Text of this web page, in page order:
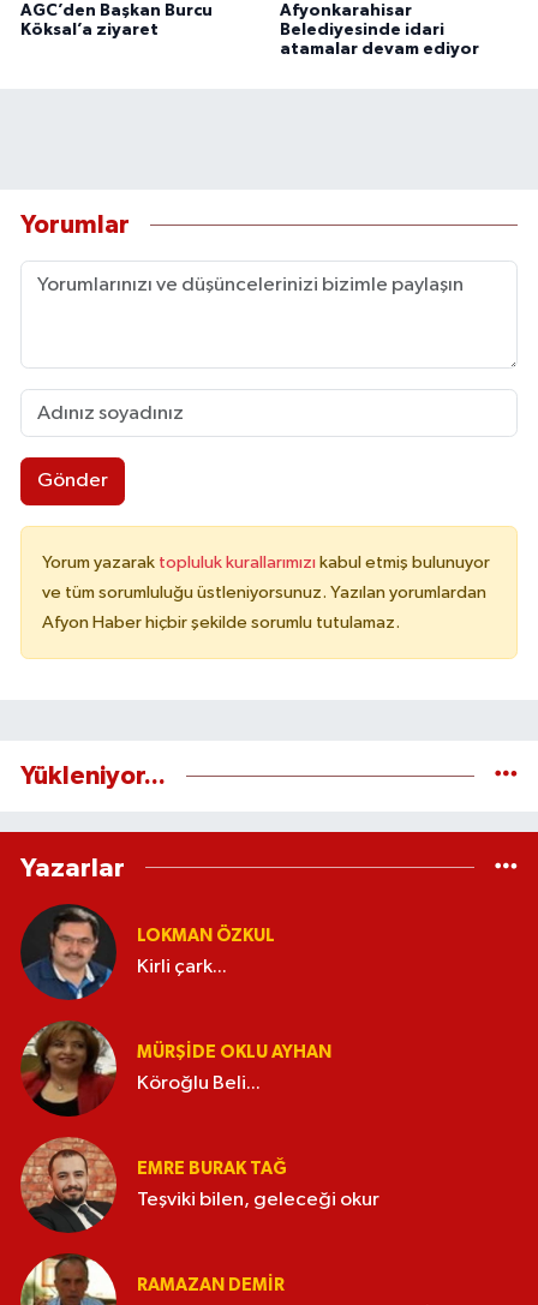
AGC’den Başkan Burcu
Köksal’a ziyaret
Afyonkarahisar
Belediyesinde idari
atamalar devam ediyor
Yorumlar
Gönder
Yorum yazarak topluluk kurallarımızı kabul etmiş bulunuyor
ve tüm sorumluluğu üstleniyorsunuz. Yazılan yorumlardan
Afyon Haber hiçbir şekilde sorumlu tutulamaz.
Yükleniyor...
Yazarlar
LOKMAN ÖZKUL
Kirli çark...
MÜRŞIDE OKLU AYHAN
Köroğlu Beli...
EMRE BURAK TAĞ
Teşviki bilen, geleceği okur
RAMAZAN DEMİR